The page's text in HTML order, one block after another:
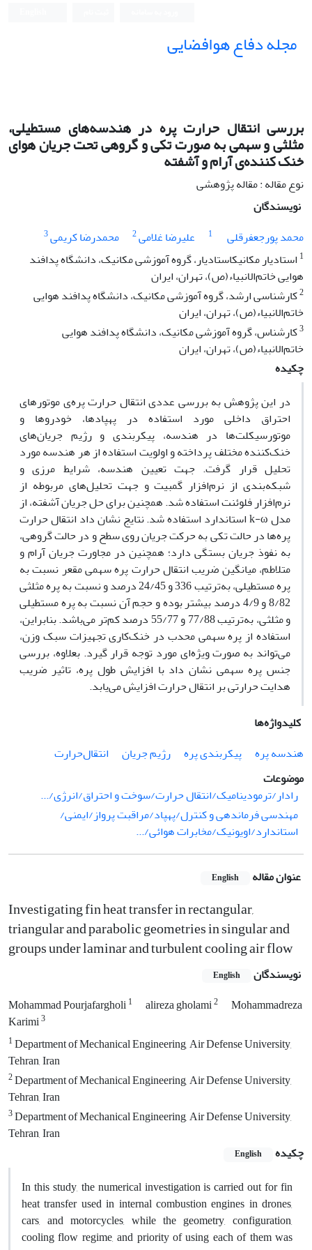
مجله دفاع هوافضایی
بررسی انتقال حرارت پره‌ در هندسه‌های مستطیلی،
مثلثی و سهمی به صورت تکی و گروهی تحت جریان هوای
خنک کننده‌ی آرام و آشفته
نوع مقاله : مقاله پژوهشی
نویسندگان
محمد پورجعفرقلی
1 علیرضا غلامی2 محمدرضا کریمی3
1 استادیار مکانیکاستادیار، گروه آموزشی مکانیک، دانشگاه پدافند
هوایی خاتم‌الانبیاء(ص)، تهران، ایران
2کارشناسی ارشد، گروه آموزشی مکانیک، دانشگاه پدافند هوایی
خاتم‌الانبیاء(ص)، تهران، ایران
3کارشناس، گروه آموزشی مکانیک، دانشگاه پدافند هوایی
خاتم‌الانبیاء(ص)، تهران، ایران
چکیده
در این پژوهش به بررسی عددی انتقال حرارت پره‌ی موتورهای
احتراق داخلی مورد استفاده در پهپادها، خودروها و
موتورسیکلت‌ها در هندسه‌، پیکربندی‌ و رژیم جریان‌های
خنک‌کننده مختلف پرداخته و اولویت استفاده از هر هندسه مورد
تحلیل قرار گرفت. جهت تعیین هندسه، شرایط مرزی و
شبکه‌بندی از نرم‌افزار گمبیت و جهت تحلیل‌های مربوطه از
نرم‌افزار فلوئنت استفاده شد. همچنین برای حل جریان آشفته، از
مدل k-ω استاندارد استفاده شد. نتایج نشان داد انتقال حرارت
پره‌ها در حالت تکی به حرکت جریان روی سطح و در حالت گروهی،
به نفوذ جریان بستگی دارد؛ همچنین در مجاورت جریان آرام و
متلاطم، میانگین ضریب انتقال حرارت پره سهمی مقعر نسبت به
پره مستطیلی، به‌ترتیب 336 و 24/45 درصد و نسبت به پره مثلثی
8/82 و 4/9 درصد بیشتر بوده و حجم آن نسبت به پره مستطیلی
و مثلثی، به‌ترتیب 77/88 و 55/77 درصد کم‌تر می‌باشد. بنابراین،
استفاده از پره سهمی محدب در خنک‌کاری تجهیزات سبک وزن،
می‌تواند به صورت ویژه‌ای مورد توجه قرار گیرد. بعلاوه، بررسی
جنس پره سهمی نشان داد با افزایش طول پره، تاثیر ضریب
هدایت حرارتی بر انتقال حرارت افزایش می‌یابد.
کلیدواژه‌ها
هندسه پره
پیکربندی پره رژیم جریان
انتقال‌حرارت
موضوعات
رادار/ترمودینامیک/انتقال حرارت/سوخت و احتراق/انرژی/...
مهندسی فرماندهی و کنترل/پهپاد/مراقبت پرواز/ایمنی/
استاندارد/اویونیک/مخابرات هوائی/...
عنوان مقاله English
Investigating fin heat transfer in rectangular,
triangular and parabolic geometries in singular and
groups under laminar and turbulent cooling air flow
نویسندگان English
Mohammad Pourjafargholi1 alireza gholami2
Mohammadreza
Karimi3
1Department of Mechanical Engineering, Air Defense University,
Tehran, Iran
2Department of Mechanical Engineering, Air Defense University,
Tehran, Iran
3Department of Mechanical Engineering, Air Defense University,
Tehran, Iran
چکیده
English
In this study, the numerical investigation is carried out for fin
heat transfer used in internal combustion engines in drones,
cars, and motorcycles, while the geometry, configuration,
cooling flow regime, and priority of using each of them was